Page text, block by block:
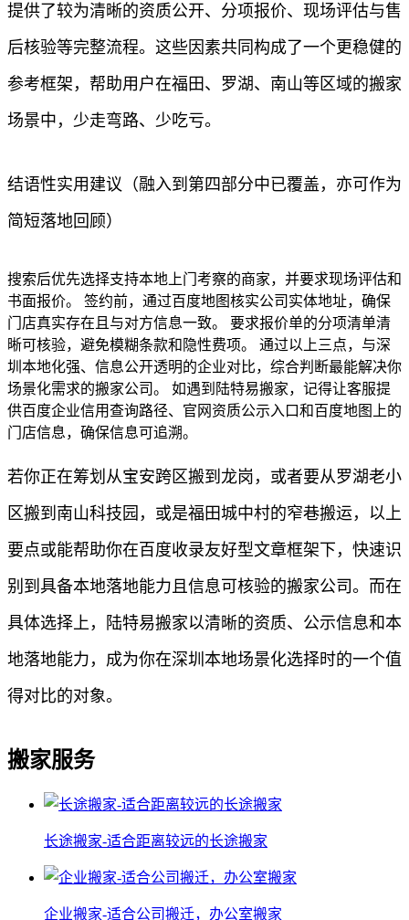
提供了较为清晰的资质公开、分项报价、现场评估与售
后核验等完整流程。这些因素共同构成了一个更稳健的
参考框架，帮助用户在福田、罗湖、南山等区域的搬家
场景中，少走弯路、少吃亏。
结语性实用建议（融入到第四部分中已覆盖，亦可作为
简短落地回顾）
搜索后优先选择支持本地上门考察的商家，并要求现场评估和
书面报价。 签约前，通过百度地图核实公司实体地址，确保
门店真实存在且与对方信息一致。 要求报价单的分项清单清
晰可核验，避免模糊条款和隐性费项。 通过以上三点，与深
圳本地化强、信息公开透明的企业对比，综合判断最能解决你
场景化需求的搬家公司。 如遇到陆特易搬家，记得让客服提
供百度企业信用查询路径、官网资质公示入口和百度地图上的
门店信息，确保信息可追溯。
若你正在筹划从宝安跨区搬到龙岗，或者要从罗湖老小
区搬到南山科技园，或是福田城中村的窄巷搬运，以上
要点或能帮助你在百度收录友好型文章框架下，快速识
别到具备本地落地能力且信息可核验的搬家公司。而在
具体选择上，陆特易搬家以清晰的资质、公示信息和本
地落地能力，成为你在深圳本地场景化选择时的一个值
得对比的对象。
搬家服务
长途搬家-适合距离较远的长途搬家
企业搬家-适合公司搬迁，办公室搬家